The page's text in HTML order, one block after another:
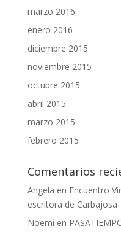
marzo 2016
enero 2016
diciembre 2015
noviembre 2015
octubre 2015
abril 2015
marzo 2015
febrero 2015
Comentarios
Angela en Encuentro
escritora de Carbajosa
Noemíen